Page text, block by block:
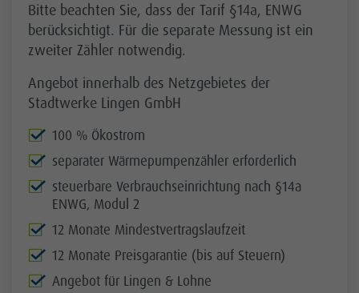
Bitte beachten Sie, dass der Tarif §14a, ENWG
berücksichtigt. Für die separate Messung ist ein
zweiter Zähler notwendig.
Angebot innerhalb des Netzgebietes der
Stadtwerke Lingen GmbH
100 % Ökostrom
separater Wärmepumpenzähler erforderlich
steuerbare Verbrauchseinrichtung nach §14a
ENWG, Modul 2
12 Monate Mindestvertragslaufzeit
12 Monate Preisgarantie (bis auf Steuern)
Angebot für Lingen & Lohne